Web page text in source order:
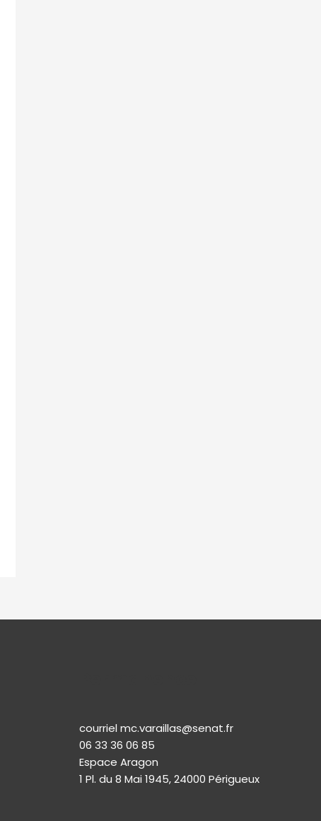
courriel mc.varaillas@senat.fr
06 33 36 06 85
Espace Aragon
1 Pl. du 8 Mai 1945, 24000 Périgueux​